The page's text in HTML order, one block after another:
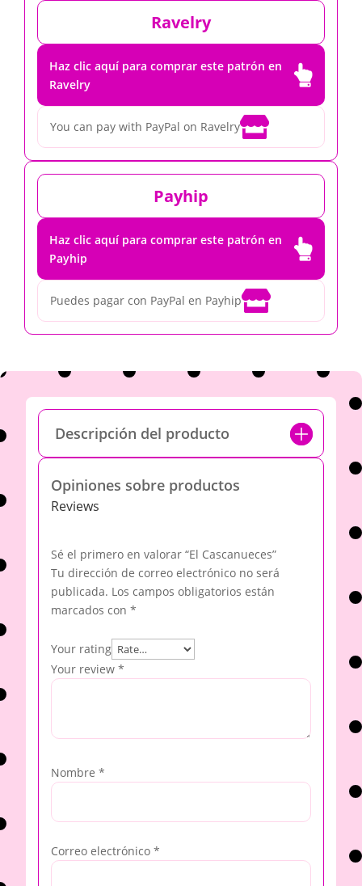
Ravelry
Haz clic aquí para comprar este patrón en
Ravelry

You can pay with PayPal on Ravelry
Payhip
Haz clic aquí para comprar este patrón en
Payhip

Puedes pagar con PayPal en Payhip
Descripción del producto
Opiniones sobre productos
Reviews
Sé el primero en valorar “El Cascanueces”
Tu dirección de correo electrónico no será
publicada. Los campos obligatorios están
marcados con *
Your rating
Your review *
Nombre *
Correo electrónico *